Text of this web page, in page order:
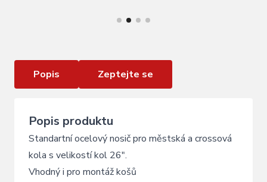
Popis Zeptejte se
Popis produktu
Standartní ocelový nosič pro městská a crossová
kola s velikostí kol 26".
Vhodný i pro montáž košů